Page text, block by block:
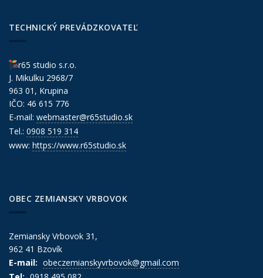
TECHNICKÝ PREVÁDZKOVATEĽ
r65 studio s.r.o.
J. Mikulku 2968/7
963 01, Krupina
IČO: 46 615 776
E-mail: webmaster@r65studio.sk
Tel.: 0908 519 314
www: https://www.r65studio.sk
OBEC ZEMIANSKY VRBOVOK
Zemiansky Vrbovok 31,
962 41 Bzovík
E-mail: obeczemianskyvrbovok@gmail.com